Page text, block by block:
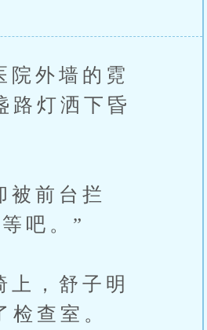
外墙的霓
路灯洒下昏
前台拦
吧。”
，舒子明
查室。